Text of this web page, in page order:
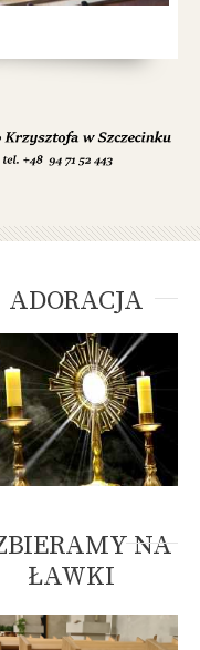
ADORACJA
NA
ŁAWKI